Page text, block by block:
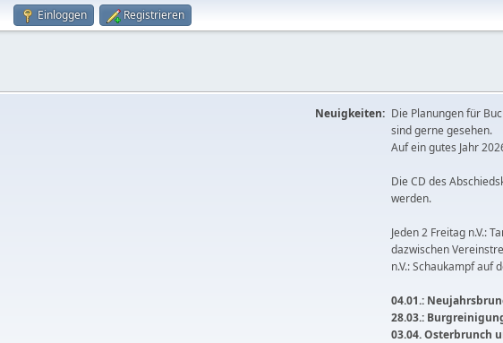
Einloggen Registrieren
Neuigkeiten: Die Planungen für
sind gerne gesehen.
Auf ein gutes Jahr
Die CD des
werden.
Jeden 2 Freitag n.V.:
dazwischen
n.V.: Schaukampf auf
04.01.:
28.03.:
03.04. Osterbrunch